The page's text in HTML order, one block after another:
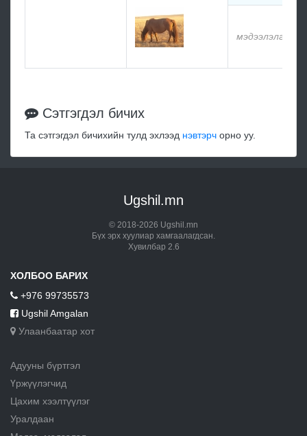
мэдээлэлгүй
Сэтгэгдэл бичих
Та сэтгэгдэл бичихийн тулд эхлээд нэвтэрч орно уу.
Ugshil.mn
© 2018-2026 Ugshil.mn
Бүх эрх хуулиар хамгаалагдсан.
Хувилбар 2.6
ХОЛБОО БАРИХ
+976 99735573
Ugshil Amgalan
Улаанбаатар хот
Адууны бүртгэл
Үржүүлэгчид
Цахим хээлтүүлэг
Уралдаан